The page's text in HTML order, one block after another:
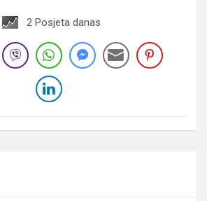
2 Posjeta danas